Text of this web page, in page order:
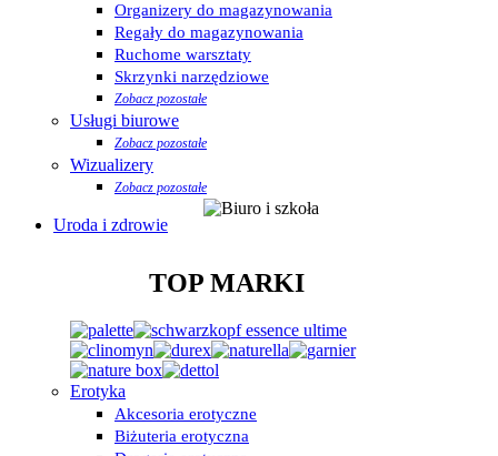
Organizery do magazynowania
Regały do magazynowania
Ruchome warsztaty
Skrzynki narzędziowe
Zobacz pozostałe
Usługi biurowe
Zobacz pozostałe
Wizualizery
Zobacz pozostałe
Uroda i zdrowie
TOP MARKI
Erotyka
Akcesoria erotyczne
Biżuteria erotyczna